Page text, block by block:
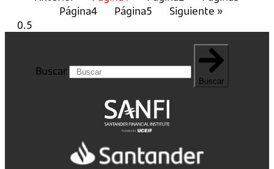
Página4 Página5 Siguiente »
Buscar
Buscar